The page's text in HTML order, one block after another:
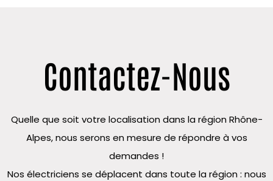
Contactez-Nous
Quelle que soit votre localisation dans la région Rhône-
Alpes, nous serons en mesure de répondre à vos
demandes !
Nos électriciens se déplacent dans toute la région : nous